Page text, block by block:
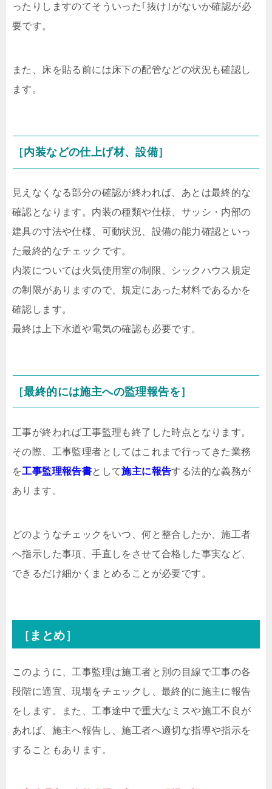
ったりしますのてそういった｢抜け｣がないか確認が必
要です。
また、床を貼る前には床下の配管などの状況も確認し
ます。
［内装などの仕上げ材、設備］
見えなくなる部分の確認が終われば、あとは最終的な
確認となります。内装の種類や仕様、サッシ・内部の
建具の寸法や仕様、可動状況、設備の能力確認といっ
た最終的なチェックです。
内装については火気使用室の制限、シックハウス規定
の制限がありますので、規定にあった材料であるかを
確認します。
最終は上下水道や電気の確認も必要です。
［最終的には施主への監理報告を］
工事が終われば工事監理も終了した時点となります。
その際、工事監理者としてはこれまで行ってきた業務
を工事監理報告書として施主に報告する法的な義務が
あります。
どのようなチェックをいつ、何と整合したか、施工者
へ指示した事項、手直しをさせて合格した事実など、
できるだけ細かくまとめることが必要です。
［まとめ］
このように、工事監理は施工者と別の目線で工事の各
段階に適宜、現場をチェックし、最終的に施主に報告
をします。また、工事途中で重大なミスや施工不良が
あれば、施主へ報告し、施工者へ適切な指導や指示を
することもあります。